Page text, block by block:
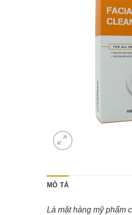
MÔ TẢ
Là mặt hàng mỹ phẩm